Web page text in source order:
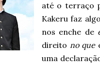
até o terraço
Kakeru faz
nos enche de
direito no que
uma